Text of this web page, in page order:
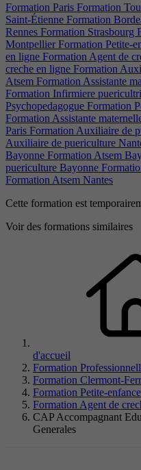
Formation Paris Formation
Saint-Étienne Formation
Rennes Formation Strasbourg
Montpellier Formation Petite-
en ligne Formation Agent de
creche en ligne Formation
Atsem Formation Assistante
Formation Infirmiere
Psychopedagogue Formation
Formation Assistante
Paris Formation Auxiliaire de
Auxiliaire de puericulture
Bayonne Formation Atsem
puericulture Bayonne
Formation Atsem Nantes
Cette formation est
Voir des formations similaires
d'accueil
Formation
Formation Clermont-
Formation Petite-
Formation Agent de
CAP Accompagnant
Generales